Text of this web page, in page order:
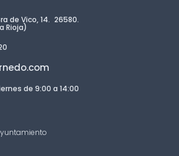
de Vico, 14. 26580.
Rioja)
de 9:00 a 14:00